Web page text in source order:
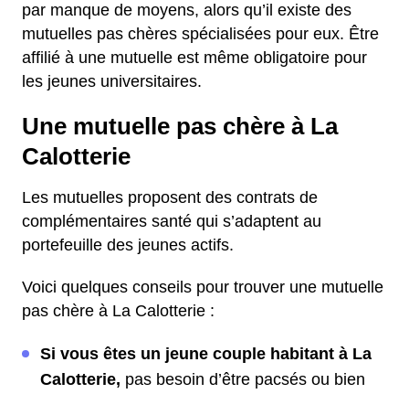
par manque de moyens, alors qu’il existe des
mutuelles pas chères spécialisées pour eux. Être
affilié à une mutuelle est même obligatoire pour
les jeunes universitaires.
Une mutuelle pas chère à La
Calotterie
Les mutuelles proposent des contrats de
complémentaires santé qui s’adaptent au
portefeuille des jeunes actifs.
Voici quelques conseils pour trouver une mutuelle
pas chère à La Calotterie :
Si vous êtes un jeune couple habitant à La
Calotterie, pas besoin d’être pacsés ou bien